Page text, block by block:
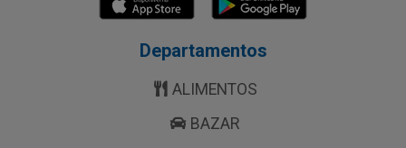
Departamentos
ALIMENTOS
BAZAR